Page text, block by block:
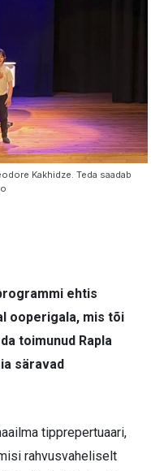
Kakhidze. Teda saadab
ehtis
ooperigala, mis tõi
toimunud Rapla
säravad
tipprepertuaari,
rahvusvaheliselt